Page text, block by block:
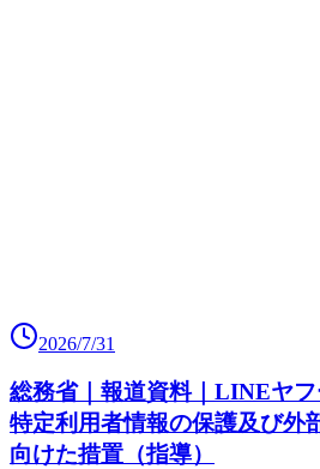
2026/7/31
総務省｜報道資料｜LINEヤ
特定利用者情報の保護及び外
向けた措置（指導）